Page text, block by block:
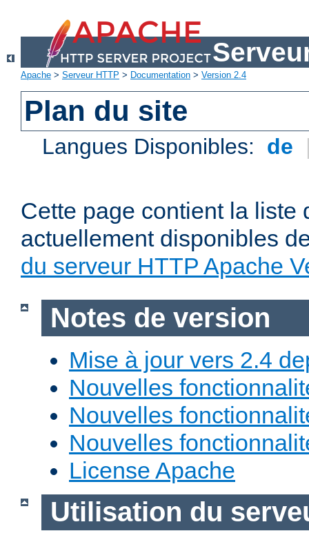
Apache > Serveur HTTP > Documentation > Version 2.4
Plan du site
Langues Disponibles: de
Cette page contient la liste
actuellement disponibles
du serveur HTTP Apache
Notes de version
Mise à jour vers 2.4
Nouvelles
Nouvelles
Nouvelles
License Apache
Utilisation du